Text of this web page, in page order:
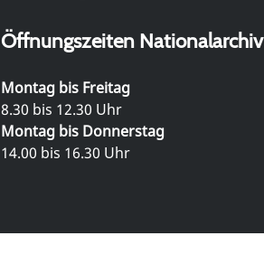
Öffnungszeiten Nationalarchiv
Montag bis Freitag
8.30 bis 12.30 Uhr
Montag bis Donnerstag
14.00 bis 16.30 Uhr